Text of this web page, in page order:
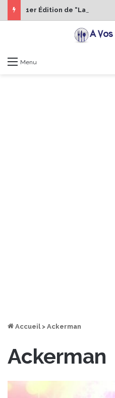
Menu
Accueil > Ackerman
Ackerman